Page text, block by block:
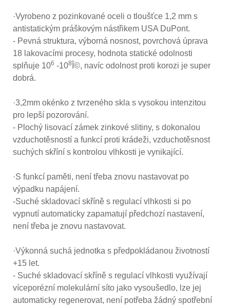
·Vyrobeno z pozinkované oceli o tloušťce 1,2 mm s
antistatickým práškovým nástřikem USA DuPont.
- Pevná struktura, výborná nosnost, povrchová úprava
18 lakovacími procesy, hodnota statické odolnosti
splňuje 106 -108 Î©, navíc odolnost proti korozi je super
dobrá.
·3,2mm okénko z tvrzeného skla s vysokou intenzitou
pro lepší pozorování.
- Plochý lisovací zámek zinkové slitiny, s dokonalou
vzduchotěsností a funkcí proti krádeži, vzduchotěsnost
suchých skříní s kontrolou vlhkosti je vynikající.
·S funkcí paměti, není třeba znovu nastavovat po
výpadku napájení.
-Suché skladovací skříně s regulací vlhkosti si po
vypnutí automaticky zapamatují předchozí nastavení,
není třeba je znovu nastavovat.
·Výkonná suchá jednotka s předpokládanou životností
+15 let.
- Suché skladovací skříně s regulací vlhkosti využívají
víceporézní molekulární síto jako vysoušedlo, lze jej
automaticky regenerovat, není potřeba žádný spotřební